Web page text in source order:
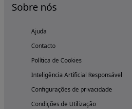
Sobre nós
Ajuda
Contacto
Política de Cookies
Inteligência Artificial Responsável
Configurações de privacidade
Condições de Utilização